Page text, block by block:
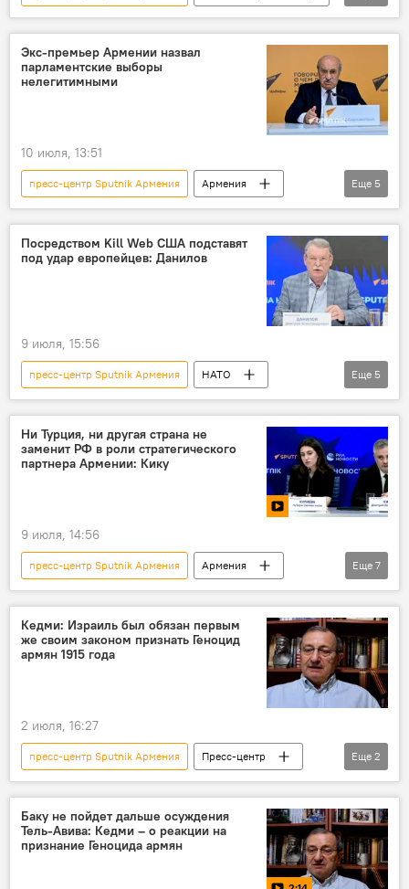
Политика
оппозиция Пресс-центр
Экс-премьер Армении назвал
парламентские выборы
нелегитимными
10 июля, 13:51
пресс-центр Sputnik Армения
Армения
Новости Армения
выборы
Политика Пресс-центр
Еще 5
Посредством Kill Web США подставят
под удар европейцев: Данилов
9 июля, 15:56
пресс-центр Sputnik Армения
НАТО
В мире
Россия
Пресс-центр
круглый стол
Еще 5
Ни Турция, ни другая страна не
заменит РФ в роли стратегического
партнера Армении: Кику
9 июля, 14:56
пресс-центр Sputnik Армения
Армения
Новости Армения
Турция
Москва
Пресс-центр
круглый стол
"Россия сегодня"
Видео
Еще 7
Кедми: Израиль был обязан первым
же своим законом признать Геноцид
армян 1915 года
2 июля, 16:27
пресс-центр Sputnik Армения
Пресс-центр
Геноцид армян
Израиль
Еще 2
Баку не пойдет дальше осуждения
Тель-Авива: Кедми – о реакции на
признание Геноцида армян